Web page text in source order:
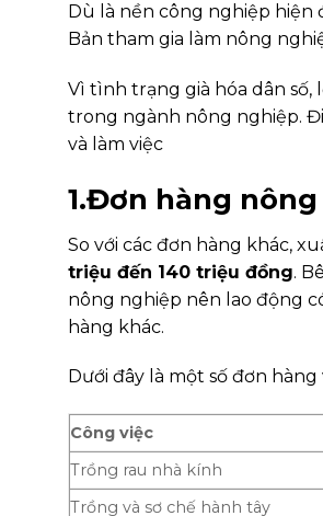
Dù là nền công nghiệp hiện
Bản tham gia làm nông
Vì tình trạng già hóa dân
trong ngành nông nghiệp.
và làm việc
1.Đơn hàng
So với các đơn hàng khác,
triệu đến 140 triệu đồng.
nông nghiệp nên lao động
hàng khác.
Dưới đây là một số đơn
Công việc
Trồng rau nhà kính
Trồng và sơ chế hành tây